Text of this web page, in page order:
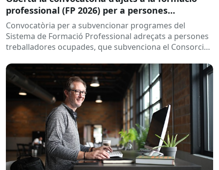
professional (FP 2026) per a persones
treballadores ocupades
Convocatòria per a subvencionar programes del
Sistema de Formació Professional adreçats a persones
treballadores ocupades, que subvenciona el Consorci